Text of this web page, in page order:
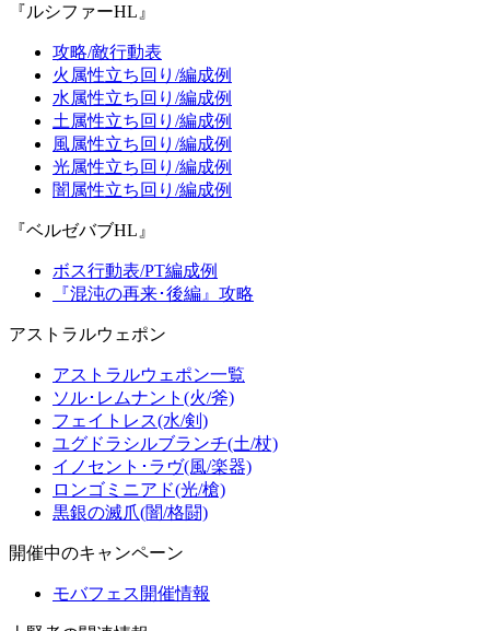
『ルシファーHL』
攻略/敵行動表
火属性立ち回り/編成例
水属性立ち回り/編成例
土属性立ち回り/編成例
風属性立ち回り/編成例
光属性立ち回り/編成例
闇属性立ち回り/編成例
『ベルゼバブHL』
ボス行動表/PT編成例
『混沌の再来･後編』攻略
アストラルウェポン
アストラルウェポン一覧
ソル･レムナント(火/斧)
フェイトレス(水/剣)
ユグドラシルブランチ(土/杖)
イノセント･ラヴ(風/楽器)
ロンゴミニアド(光/槍)
黒銀の滅爪(闇/格闘)
開催中のキャンペーン
モバフェス開催情報